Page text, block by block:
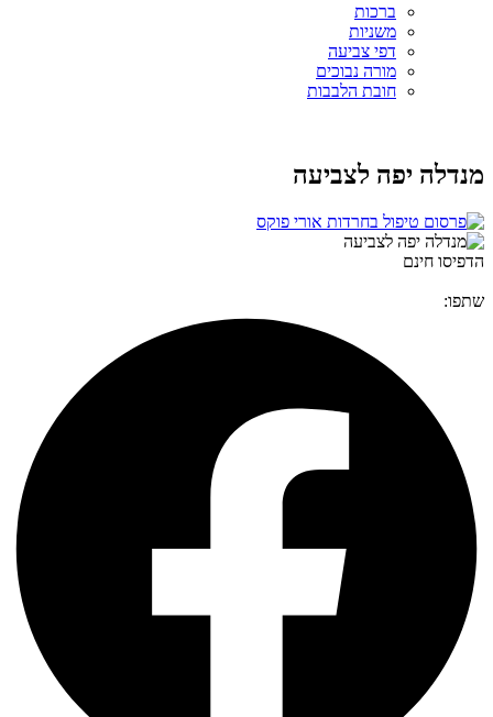
ברכות
משניות
דפי צביעה
מורה נבוכים
חובת הלבבות
מנדלה יפה לצביעה
הדפיסו חינם
שתפו: